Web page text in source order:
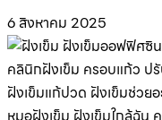
6 สิงหาคม 2025